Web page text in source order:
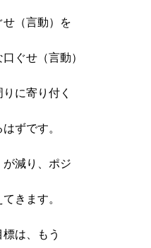
（言動）を
ぐせ（言動）
に寄り付く
ずです。
減り、ポジ
きます。
は、もう